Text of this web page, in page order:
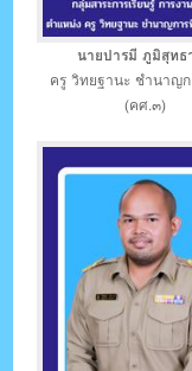
นายปารมี ภูมิสุทธ
ครู วิทยฐานะ ชำนาญ
(คศ.๓)